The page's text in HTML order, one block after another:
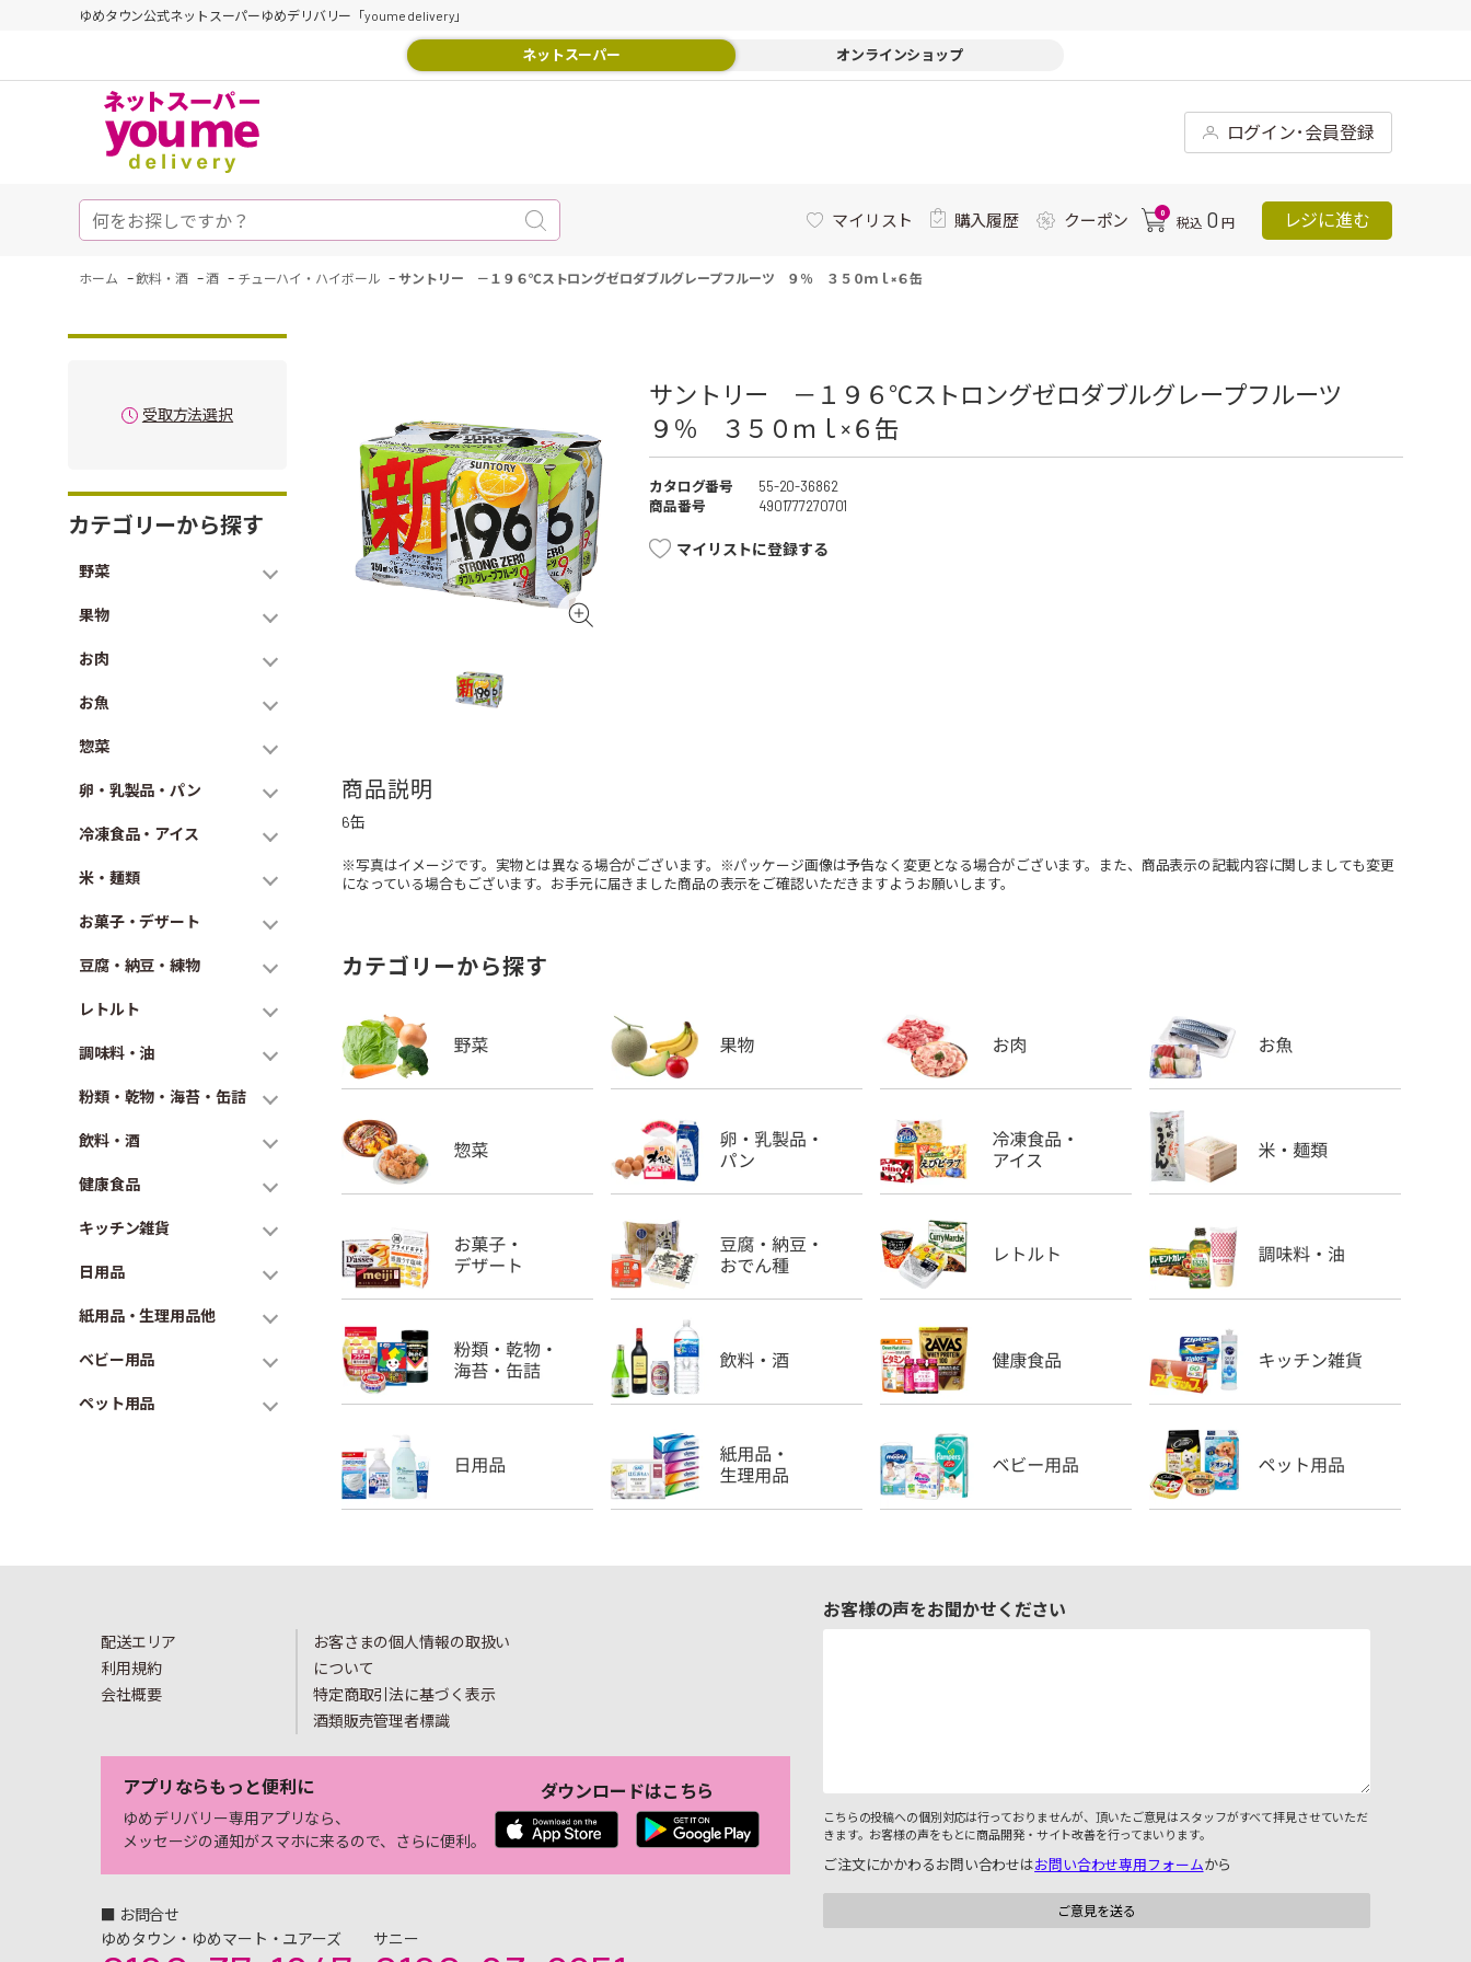
ゆめタウン公式ネットスーパーゆめデリバリー「youme delivery」
ネットスーパー オンラインショップ
ログイン･会員登録
マイリスト 購入履歴 クーポン 0
税込 0 円 レジに進む
ホーム -飲料・酒 -酒 - チューハイ・ハイボール -サントリー －１９６℃ストロングゼロダブルグレープフルーツ ９％ ３５０ｍｌ×６缶
受取方法選択
カテゴリーから探す
野菜
果物
お肉
お魚
惣菜
卵・乳製品・パン
冷凍食品・アイス
米・麺類
お菓子・デザート
豆腐・納豆・練物
レトルト
調味料・油
粉類・乾物・海苔・缶詰
飲料・酒
健康食品
キッチン雑貨
日用品
紙用品・生理用品他
ベビー用品
ペット用品
サントリー －１９６℃ストロングゼロダブルグレープフルーツ
９％ ３５０ｍｌ×６缶
カタログ番号
55-20-36862
商品番号
4901777270701
マイリストに登録する
商品説明
6缶
※写真はイメージです。実物とは異なる場合がございます。※パッケージ画像は予告なく変更となる場合がございます。また、商品表示の記載内容に関しましても変更
になっている場合もございます。お手元に届きました商品の表示をご確認いただきますようお願いします。
カテゴリーから探す
配送エリア
利用規約
会社概要
お客さまの個人情報の取扱い
について
特定商取引法に基づく表示
酒類販売管理者標識
アプリならもっと便利に
ゆめデリバリー専用アプリなら、
メッセージの通知がスマホに来るので、さらに便利。
ダウンロードはこちら
■ お問合せ
ゆめタウン・ゆめマート・ユアーズ
サニー
お客様の声をお聞かせください
こちらの投稿への個別対応は行っておりませんが、頂いたご意見はスタッフがすべて拝見させていただ
きます。お客様の声をもとに商品開発・サイト改善を行ってまいります。
ご注文にかかわるお問い合わせはお問い合わせ専用フォームから